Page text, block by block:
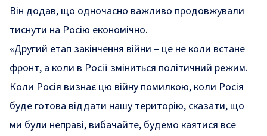
Він додав, що одночасно важливо продовжували
тиснути на Росію економічно.
«Другий етап закінчення війни – це не коли встане
фронт, а коли в Росії зміниться політичний режим.
Коли Росія визнає цю війну помилкою, коли Росія
буде готова віддати нашу територію, сказати, що
ми були неправі, вибачайте, будемо каятися все